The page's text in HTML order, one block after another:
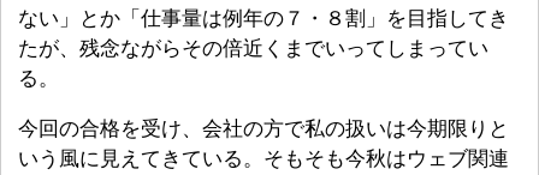
ない」とか「仕事量は例年の７・８割」を目指してき
たが、残念ながらその倍近くまでいってしまってい
る。
今回の合格を受け、会社の方で私の扱いは今期限りと
いう風に見えてきている。そもそも今秋はウェブ関連